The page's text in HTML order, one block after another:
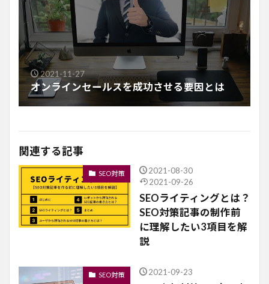
2021-11-27
オンラインセールスを成功させる要因とは
関連する記事
SEO対策
2021-08-30
2021-09-26
SEOライティングとは？
SEO対策記事の制作前
に理解したい3項目を解
説
SEO対策 2021-09-23